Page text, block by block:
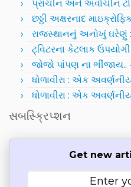
પ્રાચીન અને અર્વાચીન
છઠ્ઠી અક્ષરનાદ
રાજસ્થાનનું અનોખું ઘરેણું :
ટ્વિટરના કેટલાક
જોજો પાંપણ ના
ધોળાવીરા : એક
ધોળાવીરા : એક
સબસ્ક્રિપ્શન
Get new